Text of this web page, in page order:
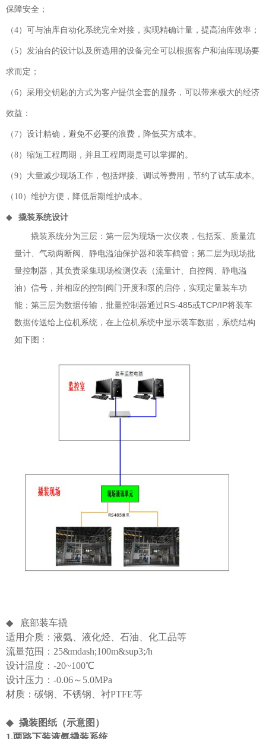
保障安全；
（4）可与油库自动化系统完全对接，实现精确计量，提高油库效率；
（5）发油台的设计以及所选用的设备完全可以根据客户和油库现场要
求而定；
（6）采用交钥匙的方式为客户提供全套的服务，可以带来极大的经济
效益：
（7）设计精确，避免不必要的浪费，降低买方成本。
（8）缩短工程周期，并且工程周期是可以掌握的。
（9）大量减少现场工作，包括焊接、调试等费用，节约了试车成本。
（10）维护方便，降低后期维护成本。
◆ 撬装系统设计
撬装系统分为三层：第一层为现场一次仪表，包括泵、质量流
量计、气动两断阀、静电溢油保护器和装车鹤管；第二层为现场批
量控制器，其负责采集现场检测仪表（流量计、自控阀、静电溢
油）信号，并相应的控制阀门开度和泵的启停，实现定量装车功
能；第三层为数据传输，批量控制器通过RS-485或TCP/IP将装车
数据传送给上位机系统，在上位机系统中显示装车数据，系统结构
如下图：
◆ 底部装车撬
适用介质：液氨、液化烃、石油、化工品等
流量范围：25&mdash;100m&sup3;/h
设计温度：-20~100℃
设计压力：-0.06～5.0MPa
材质：碳钢、不锈钢、衬PTFE等
◆ 撬装图纸（示意图）